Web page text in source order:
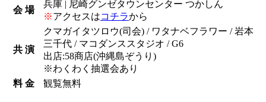
会 場
兵庫 | 尼崎グンゼタウンセンター つかしん
※アクセスはコチラから
共 演
クマガイタツロウ(司会) / ワタナベフラワー / 岩本
三千代 / マコダンススタジオ / G6
出店:58商店(沖縄島ぞうり)
※わくわく抽選会あり
料 金
観覧無料